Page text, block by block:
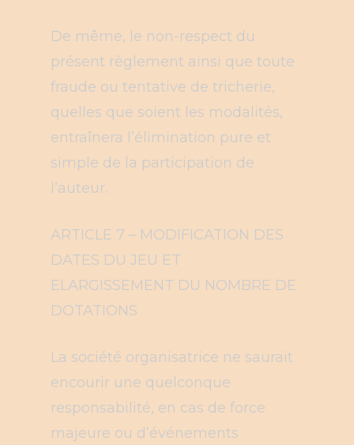
De même, le non-respect du
présent règlement ainsi que toute
fraude ou tentative de tricherie,
quelles que soient les modalités,
entraînera l’élimination pure et
simple de la participation de
l’auteur.
ARTICLE 7 – MODIFICATION DES
DATES DU JEU ET
ELARGISSEMENT DU NOMBRE DE
DOTATIONS
La société organisatrice ne saurait
encourir une quelconque
responsabilité, en cas de force
majeure ou d’événements